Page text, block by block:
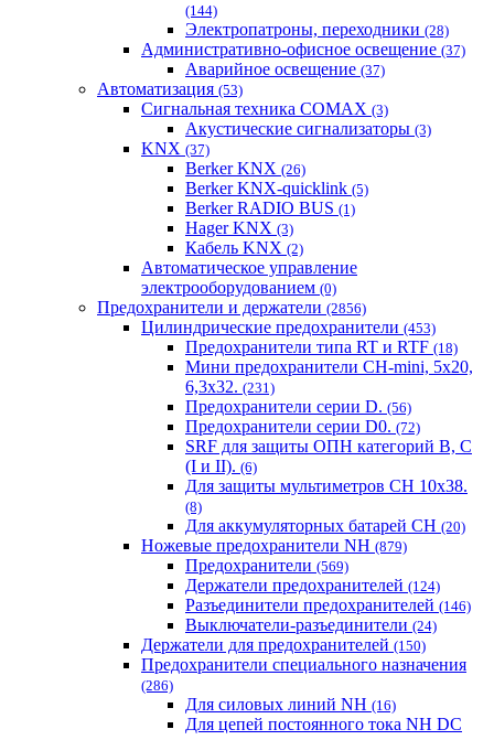
(144)
Электропатроны, переходники (28)
Административно-офисное освещение (37)
Аварийное освещение (37)
Автоматизация (53)
Сигнальная техника COMAX (3)
Акустические сигнализаторы (3)
KNX (37)
Berker KNX (26)
Berker KNX-quicklink (5)
Berker RADIO BUS (1)
Hager KNX (3)
Кабель KNX (2)
Автоматическое управление
электрооборудованием (0)
Предохранители и держатели (2856)
Цилиндрические предохранители (453)
Предохранители типа RT и RTF (18)
Мини предохранители CH-mini, 5x20,
6,3x32. (231)
Предохранители серии D. (56)
Предохранители серии D0. (72)
SRF для защиты ОПН категорий B, C
(I и II). (6)
Для защиты мультиметров CH 10х38.
(8)
Для аккумуляторных батарей CH (20)
Ножевые предохранители NH (879)
Предохранители (569)
Держатели предохранителей (124)
Разъединители предохранителей (146)
Выключатели-разъединители (24)
Держатели для предохранителей (150)
Предохранители специального назначения
(286)
Для силовых линий NH (16)
Для цепей постоянного тока NH DC